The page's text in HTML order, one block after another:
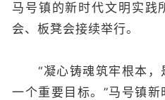
马号镇的新时代文明实践
会、板凳会接续举行。
“凝心铸魂筑牢根本，
一个重要目标。”马号镇